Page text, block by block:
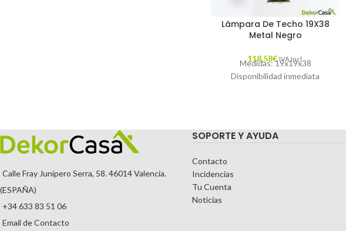
Lámpara De Techo 19X38
Metal Negro
118,58€ IVA Incl.
Medidas: 19x19x38
Disponibilidad inmediata
Calle Fray Junípero Serra, 58. 46014 Valencia.
(ESPAÑA)
+34 633 83 51 06
Email de Contacto
SOPORTE Y AYUDA
Contacto
Incidencias
Tu Cuenta
Noticias